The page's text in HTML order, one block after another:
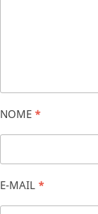
NOME *
E-MAIL *